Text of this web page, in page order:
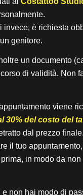
invece, è richiesta
genitore.
un documento
di validità. Non
viene
30% del costo del
dal prezzo finale.
il tuo
in modo da non
non hai modo di